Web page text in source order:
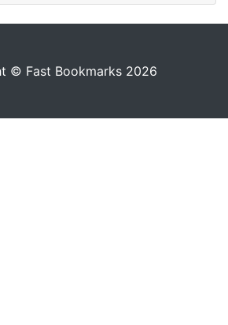
© Fast Bookmarks 2026